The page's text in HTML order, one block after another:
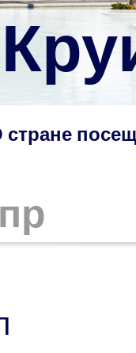
стране